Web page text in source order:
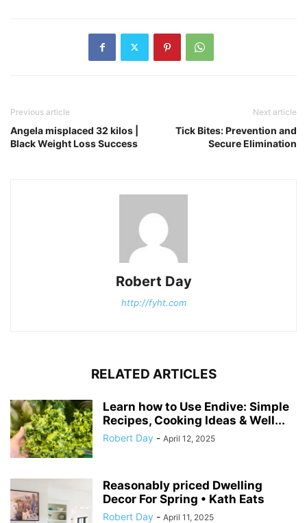
Previous article
Angela misplaced 32 kilos |
Black Weight Loss Success
Next article
Tick Bites: Prevention and
Secure Elimination
Robert Day
http://fyht.com
RELATED ARTICLES
Learn how to Use Endive: Simple
Recipes, Cooking Ideas & Well...
Robert Day - April 12, 2025
Reasonably priced Dwelling
Decor For Spring • Kath Eats
Robert Day - April 11, 2025